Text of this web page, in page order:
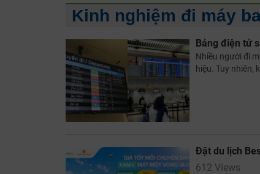
Kinh nghiệm đi máy
Bảng điện tử
Nhiều người đi
hiệu. Tuy nhiên,
Đặt du lịch
612 Views